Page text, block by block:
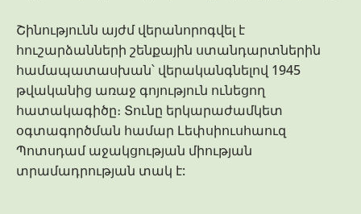
Շինությունն այժմ վերանորոգվել է
հուշարձանների շենքային ստանդարտներին
համապատասխան՝ վերականգնելով 1945
թվականից առաջ գոյություն ունեցող
հատակագիծը։ Տունը երկարաժամկետ
օգտագործման համար Լեփսիուսհաուզ
Պոտսդամ աջակցության միության
տրամադրության տակ է: